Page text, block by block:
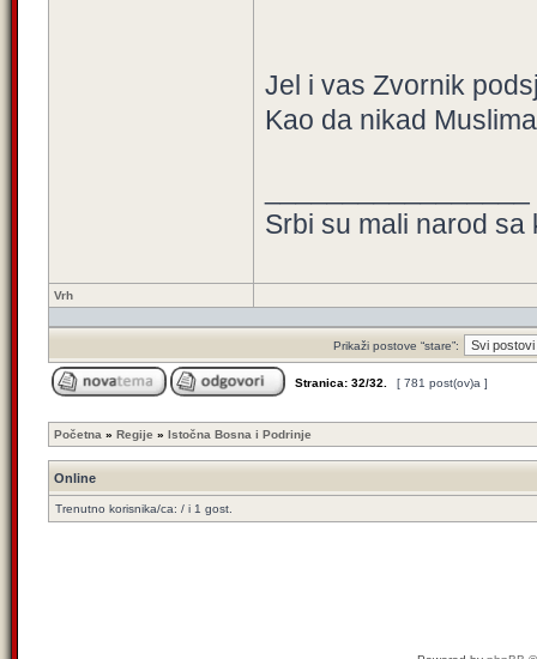
Jel i vas Zvornik
Kao da nikad
Srbi su mali narod
Vrh
Prikaži postove “stare”:
Stranica: 32/32 [ 781 post(ov)a ]
Početna » Regije » Istočna Bosna i Podrinje
Online
Trenutno korisnika/ca: / i 1 gost.